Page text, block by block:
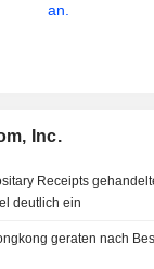
an.
Inc.
Receipts
deutlich ein
geraten nach